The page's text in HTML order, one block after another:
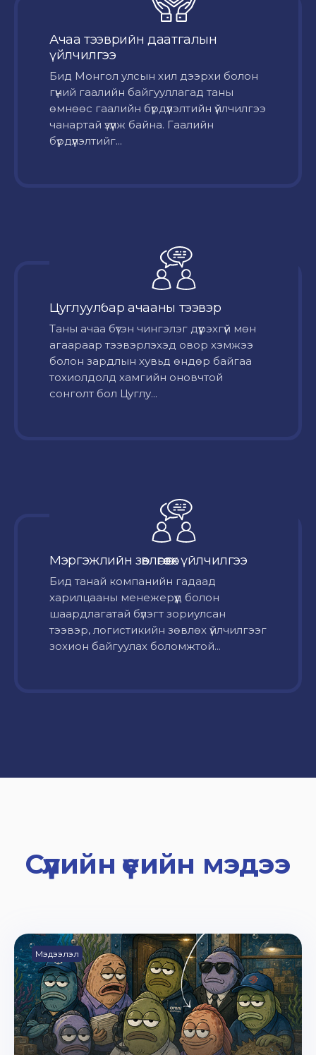
Ачаа тээврийн даатгалын
үйлчилгээ
Бид Монгол улсын хил дээрхи болон
гүний гаалийн байгууллагад таны
өмнөөс гаалийн бүрдүүлэлтийн үйлчилгээ
чанартай үзүүлж байна. Гаалийн
бүрдүүлэлтийг...
Цуглуулбар ачааны тээвэр
Таны ачаа бүтэн чингэлэг дүүрэхгүй мөн
агаараар тээвэрлэхэд овор хэмжээ
болон зардлын хувьд өндөр байгаа
тохиолдолд хамгийн оновчтой
сонголт бол Цуглу...
Мэргэжлийн зөвлөгөө өгөх үйлчилгээ
Бид танай компанийн гадаад
харилцааны менежерүүд болон
шаардлагатай бүлэгт зориулсан
тээвэр, логистикийн зөвлөх үйлчилгээг
зохион байгуулах боломжтой...
Сүүлийн үеийн мэдээ
Мэдээлэл